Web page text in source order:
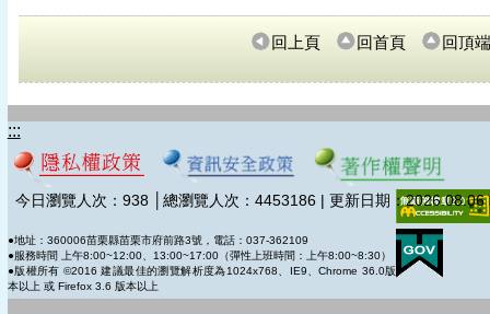
回上頁 回首頁 回頂端
:::
今日瀏覽人次： 938 │總瀏覽人次： 4453186 | 更新日期：2026.08.06
●地址：360006苗栗縣苗栗市府前路3號，電話：037-362109
●服務時間 上午8:00~12:00、13:00~17:00（彈性上班時間：上午8:00~8:30）
●版權所有 ©2016 建議最佳的瀏覽解析度為1024x768、IE9、Chrome 36.0版
本以上 或 Firefox 3.6 版本以上